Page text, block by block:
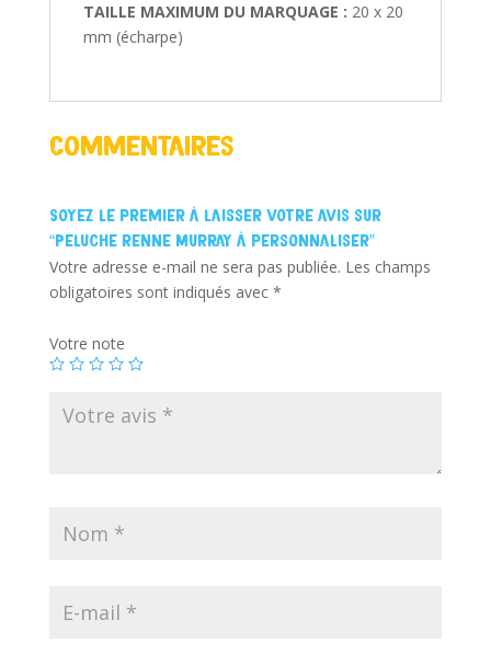
TAILLE MAXIMUM DU MARQUAGE : 20 x 20
mm (écharpe)
Commentaires
Soyez le premier à laisser votre avis sur
“Peluche renne Murray à personnaliser”
Votre adresse e-mail ne sera pas publiée. Les champs
obligatoires sont indiqués avec *
Votre note